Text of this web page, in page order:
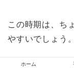
この時期は、ち
やすいでしょう。
ホーム